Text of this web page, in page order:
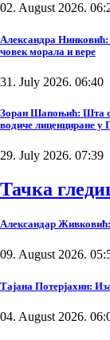
02. August 2026.
Александра
човек морала и вере
31. July 2026. 06:40
Зоран Шапоњић: Шта
водиче лиценциране у
29. July 2026. 07:39
Тачка
Александар
09. August 2026.
Тајана Потерјахин:
04. August 2026.